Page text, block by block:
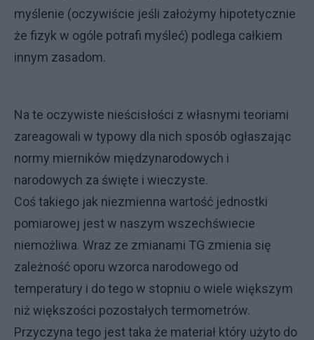
myślenie (oczywiście jeśli założymy hipotetycznie
że fizyk w ogóle potrafi myśleć) podlega całkiem
innym zasadom.
Na te oczywiste nieścisłości z własnymi teoriami
zareagowali w typowy dla nich sposób ogłaszając
normy mierników międzynarodowych i
narodowych za święte i wieczyste.
Coś takiego jak niezmienna wartość jednostki
pomiarowej jest w naszym wszechświecie
niemożliwa. Wraz ze zmianami TG zmienia się
zależność oporu wzorca narodowego od
temperatury i do tego w stopniu o wiele większym
niż większości pozostałych termometrów.
Przyczyna tego jest taka że materiał który użyto do